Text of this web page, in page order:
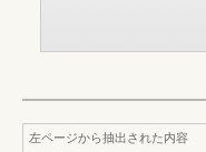
左ページから抽出された内容